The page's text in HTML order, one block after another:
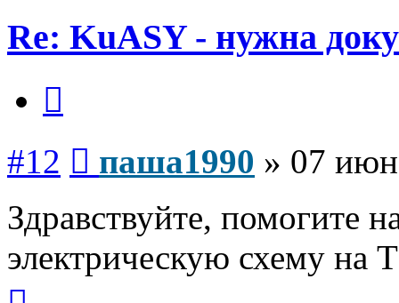
Re: KuASY - нужна
#12 паша1990 » 07
Здравствуйте, помогите
электрическую схему на